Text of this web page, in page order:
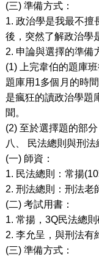
(三) 準備方式：
1. 政治學是我最不擅
後，突然了解政治學
2. 申論與選擇的準備
(1)
上完韋伯的題庫
題庫用 1多個月的時
是瘋狂的讀政治學題
聞。
(2) 至於選擇題的部分
八、
民法總則與刑法
(一) 師資：
1. 民法總則：常揚
2. 刑法總則：刑法老
(二) 考試用書：
1. 常揚， 3Q民法總
2. 李允呈，與刑法有
(三) 準備方式：